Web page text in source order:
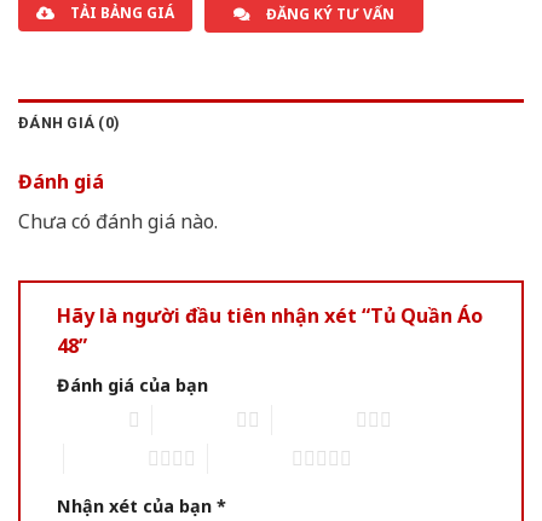
TẢI BẢNG GIÁ ĐĂNG KÝ TƯ VẤN
ĐÁNH GIÁ (0)
Đánh giá
Chưa có đánh giá nào.
Hãy là người đầu tiên nhận xét “Tủ Quần Áo
48”
Đánh giá của bạn
Nhận xét của bạn *